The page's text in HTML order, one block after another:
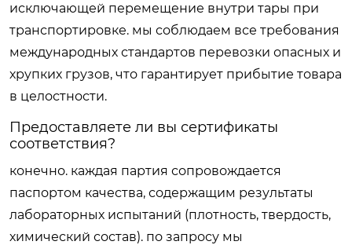
исключающей перемещение внутри тары при
транспортировке. мы соблюдаем все требования
международных стандартов перевозки опасных и
хрупких грузов, что гарантирует прибытие товара
в целостности.
Предоставляете ли вы сертификаты
соответствия?
конечно. каждая партия сопровождается
паспортом качества, содержащим результаты
лабораторных испытаний (плотность, твердость,
химический состав). по запросу мы